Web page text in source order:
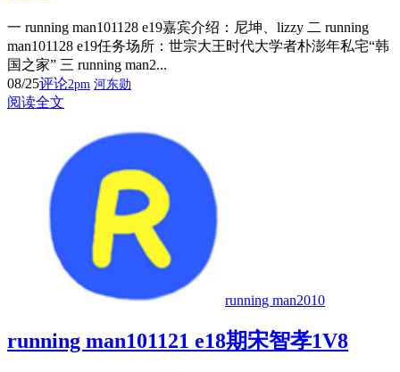
一 running man101128 e19嘉宾介绍：尼坤、lizzy 二 running
man101128 e19任务场所：世宗大王时代大学者朴澎年私宅“韩
国之家” 三 running man2...
08/25评论2pm 河东勋
阅读全文
running man2010
running man101121 e18期宋智孝1V8